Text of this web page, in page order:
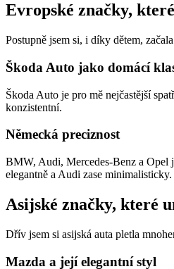
Evropské značky,
Postupně jsem si, i díky dětem,
Škoda Auto jako domácí
Škoda Auto je pro mě nejčastější
konzistentní.
Německá preciznost
BMW, Audi, Mercedes-Benz a Opel
elegantně a Audi zase
Asijské značky, které
Dřív jsem si asijská auta pletla
Mazda a její elegantní styl